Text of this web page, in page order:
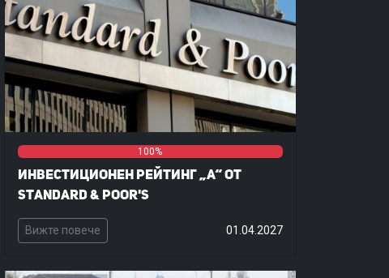
0%
0% 100%
Инвестиционен рейтинг „А“ от
Standard & Poor's
Вижте повече 01.04.2027